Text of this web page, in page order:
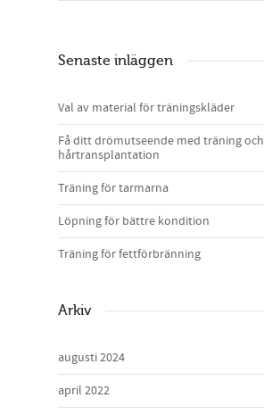
Senaste inläggen
Val av material för träningskläder
Få ditt drömutseende med träning och
hårtransplantation
Träning för tarmarna
Löpning för bättre kondition
Träning för fettförbränning
Arkiv
augusti 2024
april 2022